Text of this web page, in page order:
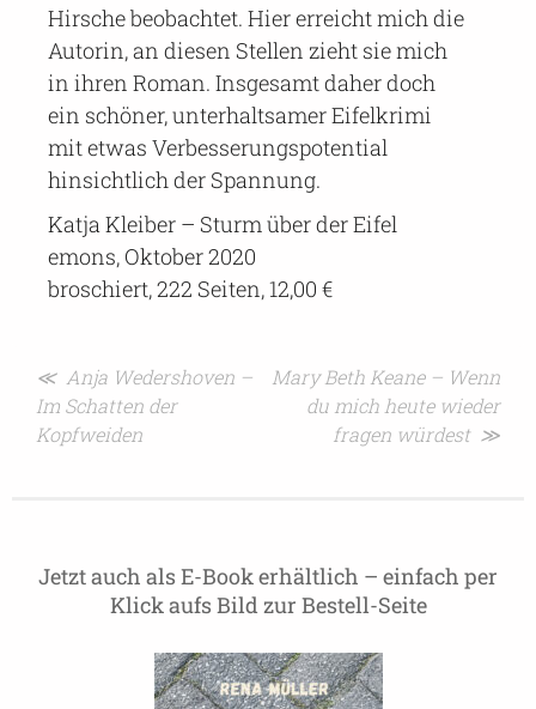
Hirsche beobachtet. Hier erreicht mich die
Autorin, an diesen Stellen zieht sie mich
in ihren Roman. Insgesamt daher doch
ein schöner, unterhaltsamer Eifelkrimi
mit etwas Verbesserungspotential
hinsichtlich der Spannung.
Katja Kleiber – Sturm über der Eifel
emons, Oktober 2020
broschiert, 222 Seiten, 12,00 €
Beitragsnavigation
≪ Anja Wedershoven –
Im Schatten der
Kopfweiden
Mary Beth Keane – Wenn
du mich heute wieder
fragen würdest ≫
Jetzt auch als E-Book erhältlich – einfach per
Klick aufs Bild zur Bestell-Seite